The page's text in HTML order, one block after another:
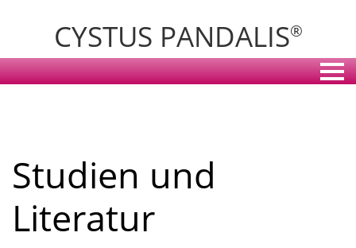
CYSTUS PANDALIS®
Studien und
Literatur